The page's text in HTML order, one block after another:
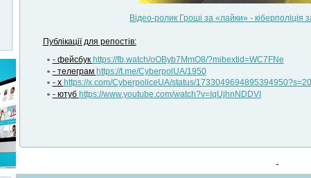
Відео-ролик Гроші за «лайки» - кіберполіція
Публікації для репостів:
- фейсбук https://fb.watch/oOByb7MmO8/?mibextid=WC7FNe
- телеграм https://t.me/CyberpolUA/1950
- х https://x.com/CyberpoliceUA/status/1733049694895394950?s=20
- ютуб https://www.youtube.com/watch?v=IqUjhnNDDVI